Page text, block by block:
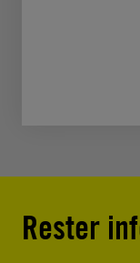
Rester